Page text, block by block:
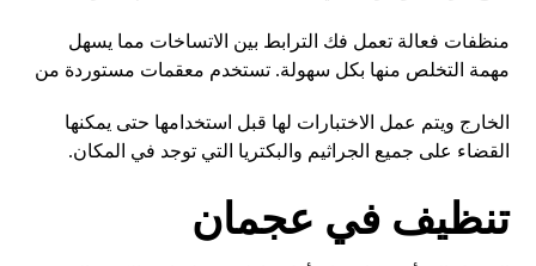
منظفات فعالة تعمل فك الترابط بين الاتساخات مما يسهل
مهمة التخلص منها بكل سهولة. تستخدم معقمات مستوردة من
الخارج ويتم عمل الاختبارات لها قبل استخدامها حتى يمكنها
القضاء على جميع الجراثيم والبكتريا التي توجد في المكان.
تنظيف في عجمان